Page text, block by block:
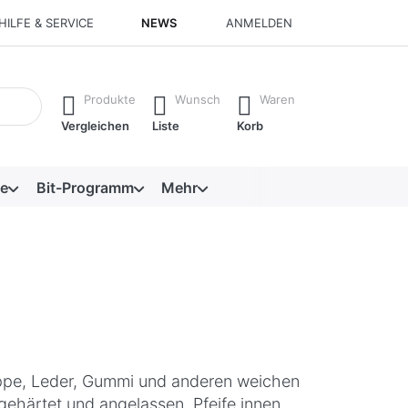
HILFE & SERVICE NEWS ANMELDEN
erste Ergebnisse. Drücken Sie die Eingabetaste, um alle
Produkte
Vergleichen
Wunsch
Liste
Waren
Korb
Bit-Programm Mehr
Leder, Gummi und anderen weichen
und angelassen, Pfeife innen